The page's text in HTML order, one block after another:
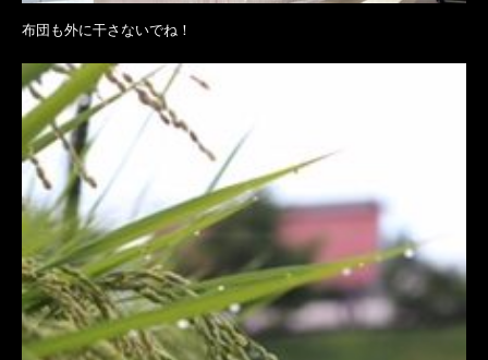
布団も外に干さないでね！